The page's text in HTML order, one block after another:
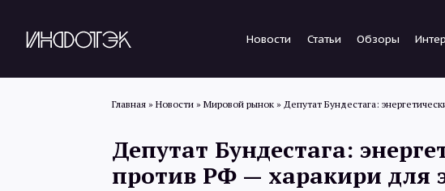
Новости Статьи Обзоры
Главная » Новости » Мировой рынок » Депутат Бундестага:
Депутат Бундестага:
против РФ — харакири для